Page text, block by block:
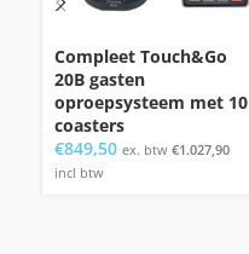
Compleet Touch&Go
20B gasten
oproepsysteem met 10
coasters
€849,50 ex. btw €1.027,90
incl btw